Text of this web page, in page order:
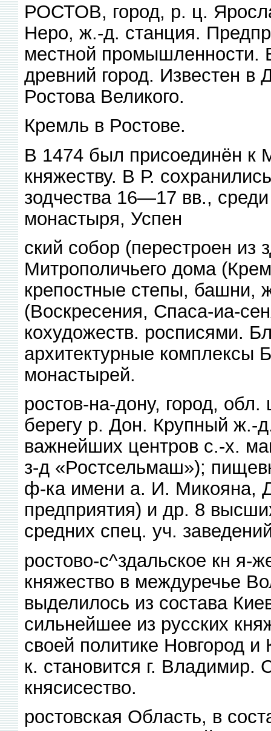
РОСТОВ, город, р. ц.
Неро, ж.-д. станция.
местной
древний город. Известен в
Ростова Великого.
Кремль в Ростове.
В 1474 был присоединён к
княжеству. В Р.
зодчества 16—17 вв.,
монастыря, Успен
ский собор (перестроен
Митрополичьего дома
крепостные степы, башни,
(Воскресения, Спаса-иа-
кохудожеств. росписями.
архитектурные комплексы
монастырей.
ростов-на-дону, город,
берегу р. Дон. Крупный ж.-
важнейших центров с.-х.
з-д «Ростсельмаш»);
ф-ка имени а. И. Микояна,
предприятия) и др. 8
средних спец. уч.
ростово-с^здальское кн я-
княжество в междуречье
выделилось из состава
сильнейшее из русских
своей политике Новгород
к. становится г.
княсисество.
ростовская Область, в